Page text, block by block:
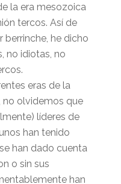
la era mesozoica
tercos. Así de
berrinche, he dicho
no idiotas, no
eras de la
no olvidemos que
líderes de
han tenido
han dado cuenta
o sin sus
han